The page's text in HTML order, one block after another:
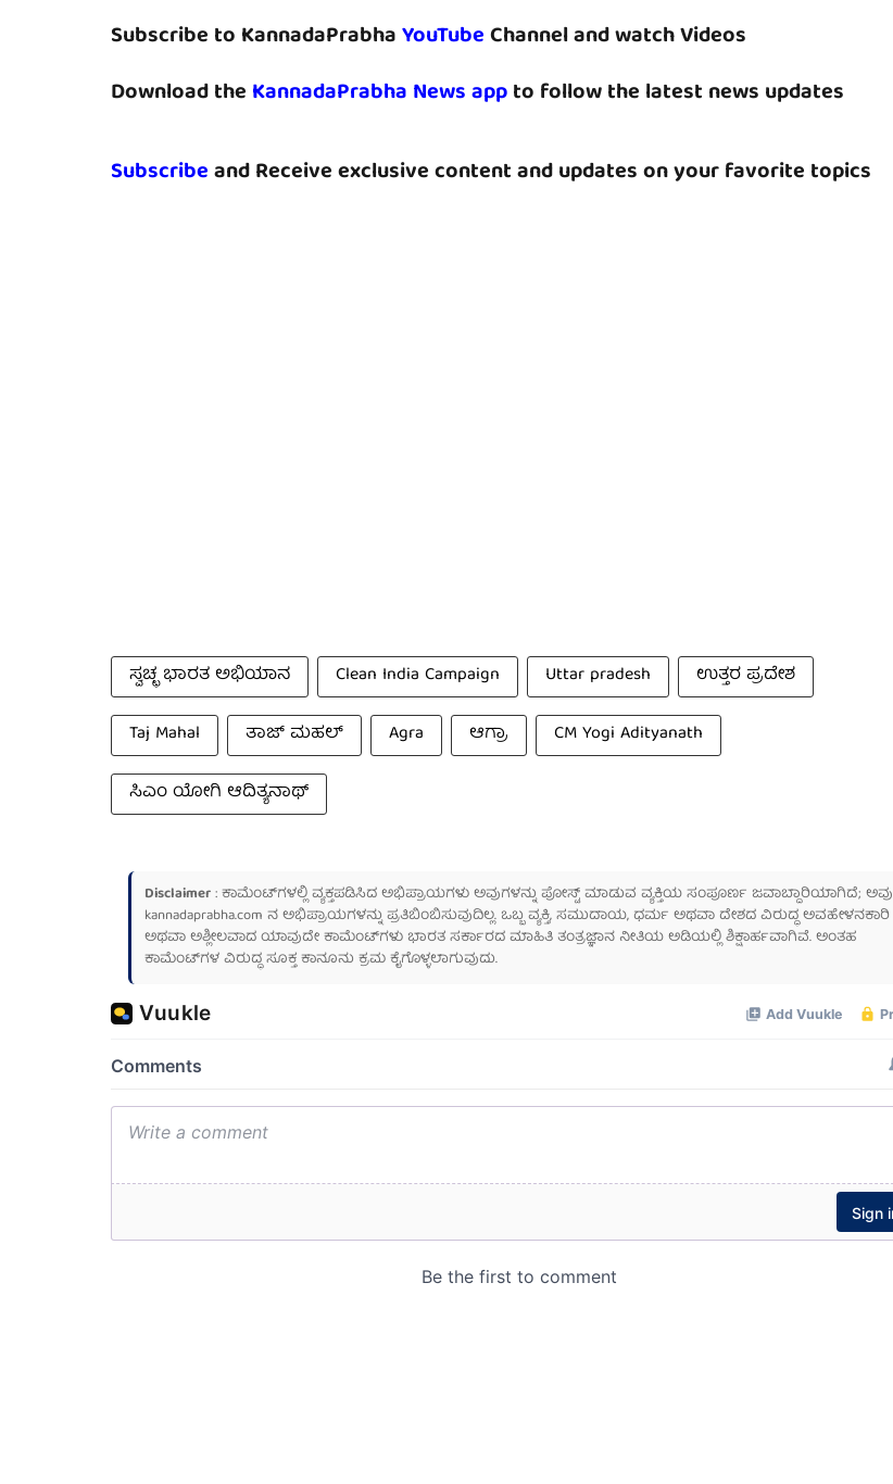
Subscribe to KannadaPrabhaYouTubeChannel and watch Videos
Download the KannadaPrabha News appto follow the latest news updates
Subscribeand Receive exclusive content and updates on your favorite topics
ಸ್ವಚ್ಛ ಭಾರತ ಅಭಿಯಾನ Clean India Campaign Uttar pradesh
ಉತ್ತರ ಪ್ರದೇಶ
Taj Mahal
ತಾಜ್ ಮಹಲ್ Agra ಆಗ್ರಾ
CM Yogi Adityanath
ಸಿಎಂ ಯೋಗಿ ಆದಿತ್ಯನಾಥ್
Disclaimer: ಕಾಮೆಂಟ್‌ಗಳಲ್ಲಿ ವ್ಯಕ್ತಪಡಿಸಿದ ಅಭಿಪ್ರಾಯಗಳು ಅವುಗಳನ್ನು ಪೋಸ್ಟ್ ಮಾಡುವ ವ್ಯಕ್ತಿಯ ಸಂಪೂರ್ಣ ಜವಾಬ್ದಾರಿಯಾಗಿದೆ; ಅವು
kannadaprabha.com ನ ಅಭಿಪ್ರಾಯಗಳನ್ನು ಪ್ರತಿಬಿಂಬಿಸುವುದಿಲ್ಲ. ಒಬ್ಬ ವ್ಯಕ್ತಿ, ಸಮುದಾಯ, ಧರ್ಮ ಅಥವಾ ದೇಶದ ವಿರುದ್ಧ ಅವಹೇಳನಕಾರಿ
ಅಥವಾ ಅಶ್ಲೀಲವಾದ ಯಾವುದೇ ಕಾಮೆಂಟ್‌ಗಳು ಭಾರತ ಸರ್ಕಾರದ ಮಾಹಿತಿ ತಂತ್ರಜ್ಞಾನ ನೀತಿಯ ಅಡಿಯಲ್ಲಿ ಶಿಕ್ಷಾರ್ಹವಾಗಿವೆ. ಅಂತಹ
ಕಾಮೆಂಟ್‌ಗಳ ವಿರುದ್ಧ ಸೂಕ್ತ ಕಾನೂನು ಕ್ರಮ ಕೈಗೊಳ್ಳಲಾಗುವುದು.